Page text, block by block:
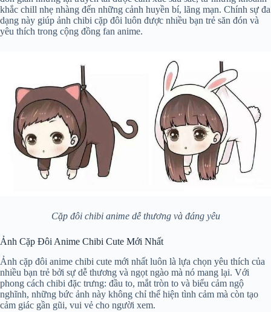
khắc chill nhẹ nhàng đến những cảnh huyền bí, lãng mạn. Chính sự đa
dạng này giúp ảnh chibi cặp đôi luôn được nhiều bạn trẻ săn đón và
yêu thích trong cộng đồng fan anime.
Cặp đôi chibi anime dễ thương và đáng yêu
Ảnh Cặp Đôi Anime Chibi Cute Mới Nhất
Ảnh cặp đôi anime chibi cute mới nhất luôn là lựa chọn yêu thích của
nhiều bạn trẻ bởi sự dễ thương và ngọt ngào mà nó mang lại. Với
phong cách chibi đặc trưng: đầu to, mắt tròn to và biểu cảm ngộ
nghĩnh, những bức ảnh này không chỉ thể hiện tình cảm mà còn tạo
cảm giác gần gũi, vui vẻ cho người xem.